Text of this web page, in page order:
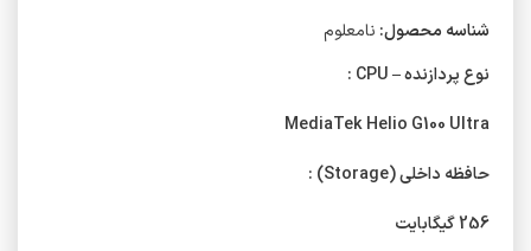
شناسه محصول: نامعلوم
نوع پردازنده – CPU :
MediaTek Helio G100 Ultra
حافظه داخلی (Storage) :
256 گیگابایت